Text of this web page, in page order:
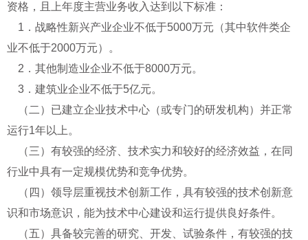
资格，且上年度主营业务收入达到以下标准：
1．战略性新兴产业企业不低于5000万元（其中软件类企
业不低于2000万元）。
2．其他制造业企业不低于8000万元。
3．建筑业企业不低于5亿元。
（二）已建立企业技术中心（或专门的研发机构）并正常
运行1年以上。
（三）有较强的经济、技术实力和较好的经济效益，在同
行业中具有一定规模优势和竞争优势。
（四）领导层重视技术创新工作，具有较强的技术创新意
识和市场意识，能为技术中心建设和运行提供良好条件。
（五）具备较完善的研究、开发、试验条件，有较强的技